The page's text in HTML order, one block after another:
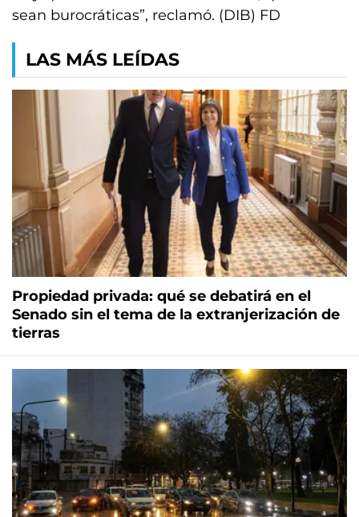
sean burocráticas”, reclamó. (DIB) FD
LAS MÁS LEÍDAS
Propiedad privada: qué se debatirá en el
Senado sin el tema de la extranjerización de
tierras